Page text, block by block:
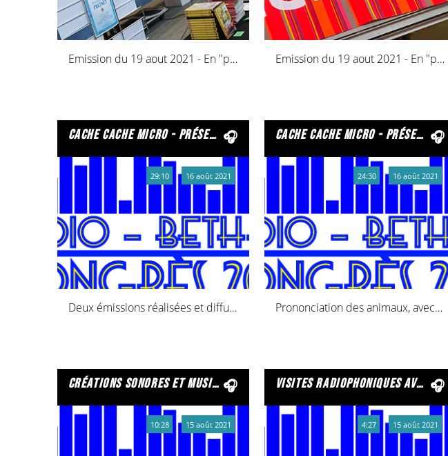
Emission du 19 aout 2021 - En "presque" direct du Congrès de l'ICEM Emission du 19 aout 2021 - En "presque" direct du Congrès de l'ICEM
cache cache micro - présentée par les écoliers du toulois – declic fm
Deux émissions réalisées et diffusées initialement sur les ondes de Declic FM
29:10 16 août 2021
cache cache micro - présentée par les écoliers du toulois – declic fm
Prononciation des animaux, avec des élèves de CM1 et CM2 !
24:30 16 août 2021
créations sonores et musicales de l’icem
10:28 15 août 2021
visites radiophoniques avec les jeunes de la ligue de l’enseignement puis les jeunes de la maison de quartier des sources
4:27 15 août 2021